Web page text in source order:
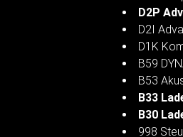
D2P
D2I
D1K
B59
B53
B33
B30
998